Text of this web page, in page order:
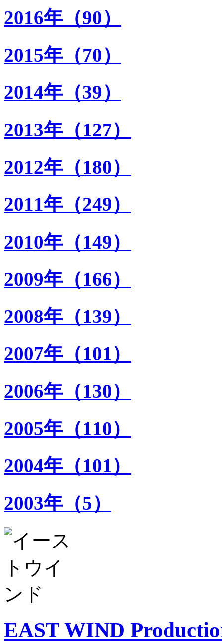
2016年（90）
2015年（70）
2014年（39）
2013年（127）
2012年（180）
2011年（249）
2010年（149）
2009年（166）
2008年（139）
2007年（101）
2006年（130）
2005年（110）
2004年（101）
2003年（5）
EAST WIND